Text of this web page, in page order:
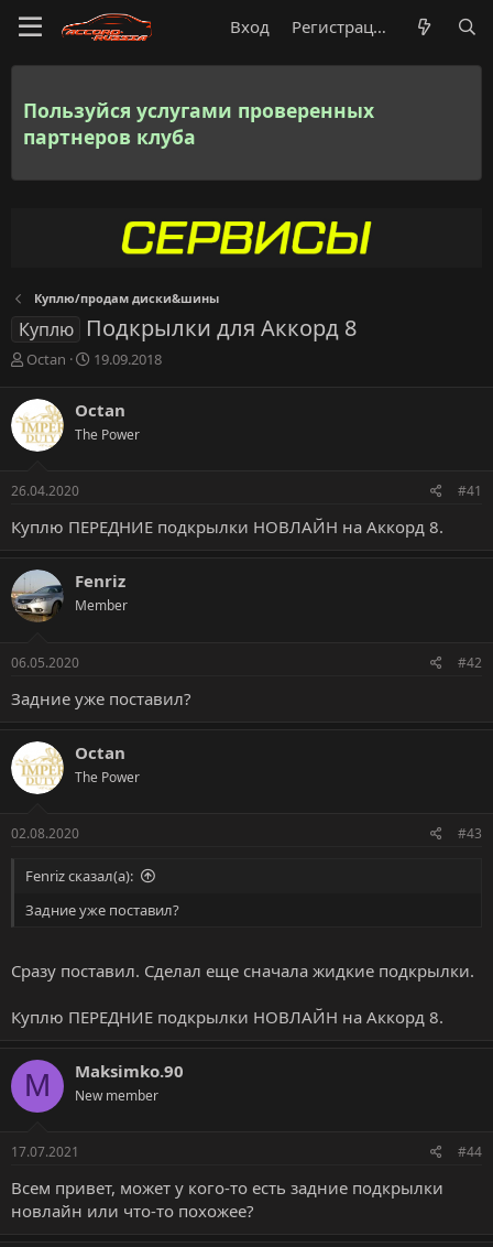
Вход Регистрация
Пользуйся услугами проверенных
партнеров клуба
Куплю/продам диски&шины
Куплю Подкрылки для Аккорд 8
А
т
о
р
т
м
Octan
Д
а
н
19.09.2018
Octan
The Power
26.04.2020 #41
Куплю ПЕРЕДНИЕ подкрылки НОВЛАЙН на Аккорд 8.
Fenriz
Member
06.05.2020 #42
Задние уже поставил?
Octan
The Power
02.08.2020 #43
Fenriz сказал(а):
Задние уже поставил?
Сразу поставил. Сделал еще сначала жидкие подкрылки.
Куплю ПЕРЕДНИЕ подкрылки НОВЛАЙН на Аккорд 8.
M Maksimko.90
New member
17.07.2021 #44
Всем привет, может у кого-то есть задние подкрылки
новлайн или что-то похожее?